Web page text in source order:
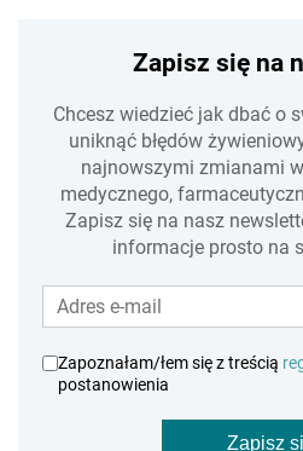
Zapisz się na
Chcesz wiedzieć jak dbać o
uniknąć błędów
najnowszymi zmianami
medycznego,
Zapisz się na nasz
informacje prosto na
Zapoznałam/łem się z treścią
postanowienia
Zapisz